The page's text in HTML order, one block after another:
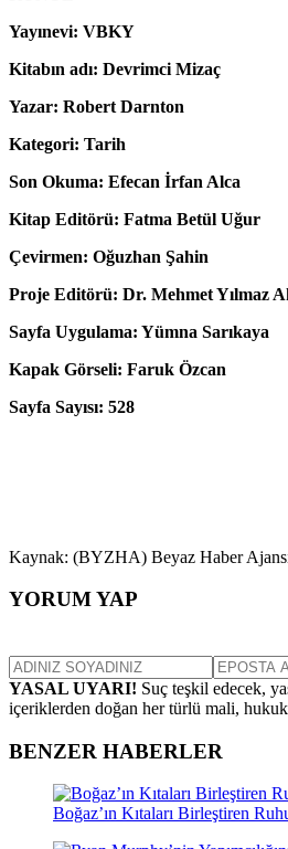
Yayınevi: VBKY
Kitabın adı: Devrimci Mizaç
Yazar: Robert Darnton
Kategori: Tarih
Son Okuma: Efecan İrfan Alca
Kitap Editörü: Fatma Betül Uğur
Çevirmen: Oğuzhan Şahin
Proje Editörü: Dr. Mehmet Yılmaz
Sayfa Uygulama: Yümna Sarıkaya
Kapak Görseli: Faruk Özcan
Sayfa Sayısı: 528
Kaynak: (BYZHA) Beyaz Haber
YORUM YAP
YASAL UYARI! Suç teşkil edecek,
içeriklerden doğan her türlü mali,
BENZER HABERLER
Boğaz’ın Kıtaları Birleştiren